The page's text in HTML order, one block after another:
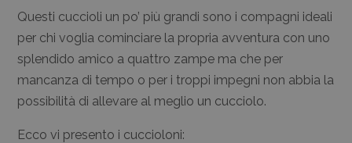
Questi cuccioli un po’ più grandi sono i compagni ideali
per chi voglia cominciare la propria avventura con uno
splendido amico a quattro zampe ma che per
mancanza di tempo o per i troppi impegni non abbia la
possibilità di allevare al meglio un cucciolo.
Ecco vi presento i cuccioloni: